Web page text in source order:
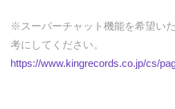
※スーパーチャット機能を希望い
考にしてください。
https://www.kingrecords.co.jp/cs/